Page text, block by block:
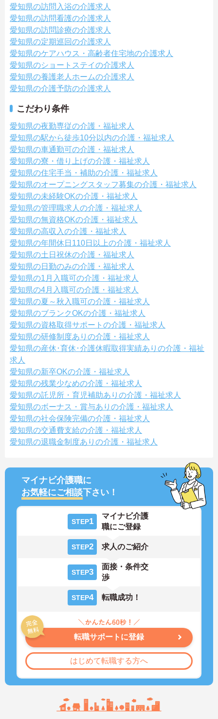
愛知県の訪問入浴の介護求人
愛知県の訪問看護の介護求人
愛知県の訪問診療の介護求人
愛知県の定期巡回の介護求人
愛知県のケアハウス・高齢者住宅地の介護求人
愛知県のショートステイの介護求人
愛知県の養護老人ホームの介護求人
愛知県の介護予防の介護求人
こだわり条件
愛知県の夜勤専従の介護・福祉求人
愛知県の駅から徒歩10分以内の介護・福祉求人
愛知県の車通勤可の介護・福祉求人
愛知県の寮・借り上げの介護・福祉求人
愛知県の住宅手当・補助の介護・福祉求人
愛知県のオープニングスタッフ募集の介護・福祉求人
愛知県の未経験OKの介護・福祉求人
愛知県の管理職求人の介護・福祉求人
愛知県の無資格OKの介護・福祉求人
愛知県の高収入の介護・福祉求人
愛知県の年間休日110日以上の介護・福祉求人
愛知県の土日祝休の介護・福祉求人
愛知県の日勤のみの介護・福祉求人
愛知県の1月入職可の介護・福祉求人
愛知県の4月入職可の介護・福祉求人
愛知県の夏～秋入職可の介護・福祉求人
愛知県のブランクOKの介護・福祉求人
愛知県の資格取得サポートの介護・福祉求人
愛知県の研修制度ありの介護・福祉求人
愛知県の産休･育休･介護休暇取得実績ありの介護・福祉
求人
愛知県の新卒OKの介護・福祉求人
愛知県の残業少なめの介護・福祉求人
愛知県の託児所・育児補助ありの介護・福祉求人
愛知県のボーナス・賞与ありの介護・福祉求人
愛知県の社会保険完備の介護・福祉求人
愛知県の交通費支給の介護・福祉求人
愛知県の退職金制度ありの介護・福祉求人
マイナビ介護職に
お気軽にご相談下さい！
STEP1
マイナビ介護
職にご登録
STEP2 求人のご紹介
STEP3
面接・条件交
渉
STEP4 転職成功！
転職サポートに登録
はじめて転職する方へ